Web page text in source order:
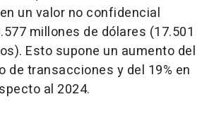
un valor no confidencial
millones de dólares (17.501
Esto supone un aumento del
de transacciones y del 19% en
al 2024.